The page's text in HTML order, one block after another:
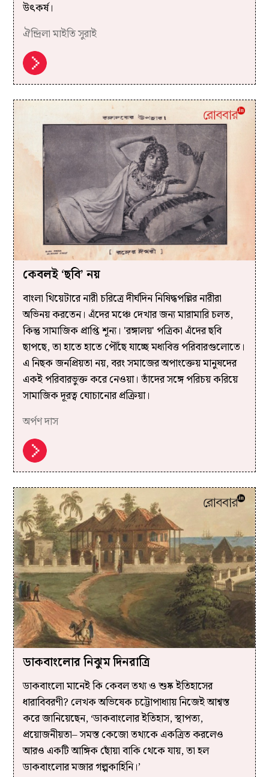
উৎকর্ষ।
ঐন্দ্রিলা মাইতি সুরাই
কেবলই ‘ছবি’ নয়
বাংলা থিয়েটারে নারী চরিত্রে দীর্ঘদিন নিষিদ্ধপল্লির নারীরা
অভিনয় করতেন। এঁদের মঞ্চে দেখার জন্য মারামারি চলত,
কিন্তু সামাজিক প্রাপ্তি শূন্য। 'রঙ্গালয়' পত্রিকা এঁদের ছবি
ছাপছে, তা হাতে হাতে পৌঁছে যাচ্ছে মধ্যবিত্ত পরিবারগুলোতে।
এ নিছক জনপ্রিয়তা নয়, বরং সমাজের অপাংক্তেয় মানুষদের
একই পরিবারভুক্ত করে নেওয়া। তাঁদের সঙ্গে পরিচয় করিয়ে
সামাজিক দূরত্ব ঘোচানোর প্রক্রিয়া।
অর্পণ দাস
ডাকবাংলোর নিঝুম দিনরাত্রি
ডাকবাংলো মানেই কি কেবল তথ্য ও শুষ্ক ইতিহাসের
ধারাবিবরণী? লেখক অভিষেক চট্টোপাধ্যায় নিজেই আশ্বস্ত
করে জানিয়েছেন, ‘ডাকবাংলোর ইতিহাস, স্থাপত্য,
প্রয়োজনীয়তা– সমস্ত কেজো তথ্যকে একত্রিত করলেও
আরও একটি আঙ্গিক ছোঁয়া বাকি থেকে যায়, তা হল
ডাকবাংলোর মজার গল্পকাহিনি।’